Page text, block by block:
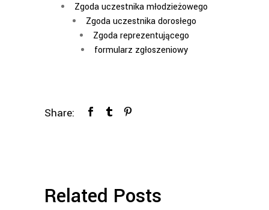
Zgoda uczestnika młodzieżowego
Zgoda uczestnika dorosłego
Zgoda reprezentującego
formularz zgłoszeniowy
Share:
Related Posts